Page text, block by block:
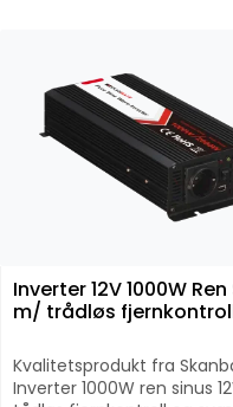
Inverter 12V 1000W
m/ trådløs
Kvalitetsprodukt fra
Inverter 1000W ren sinus